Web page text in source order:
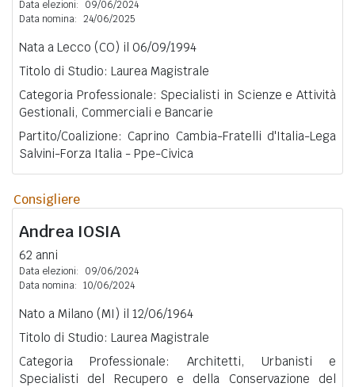
Data elezioni:
09/06/2024
Data nomina: 24/06/2025
Nata a Lecco (CO) il 06/09/1994
Titolo di Studio: Laurea Magistrale
Categoria Professionale: Specialisti in Scienze e Attività
Gestionali, Commerciali e Bancarie
Partito/Coalizione: Caprino Cambia-Fratelli d'Italia-Lega
Salvini-Forza Italia - Ppe-Civica
Consigliere
Andrea IOSIA
62 anni
Data elezioni:
09/06/2024
Data nomina: 10/06/2024
Nato a Milano (MI) il 12/06/1964
Titolo di Studio: Laurea Magistrale
Categoria Professionale: Architetti, Urbanisti e
Specialisti del Recupero e della Conservazione del